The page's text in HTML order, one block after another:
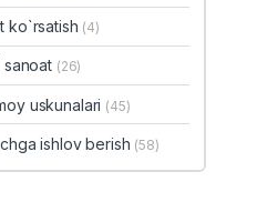
ko`rsatish (4)
sanoat (26)
uskunalari (45)
ishlov berish (58)